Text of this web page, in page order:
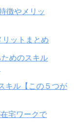
ットまとめ
キル【この５つが